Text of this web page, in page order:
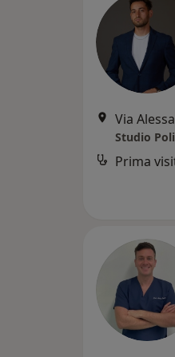
Via
Studio
Prima